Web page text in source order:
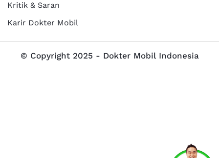
Kritik & Saran
Karir Dokter Mobil
© Copyright 2025 - Dokter Mobil Indonesia